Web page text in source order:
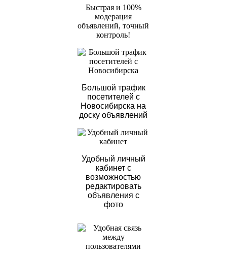
Быстрая и 100%
модерация
объявлений, точный
контроль!
Большой трафик
посетителей с
Новосибирска на
доску объявлений
Удобный личный
кабинет с
возможностью
редактировать
объявления с
фото